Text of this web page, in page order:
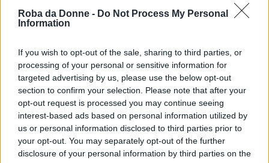
Roba da Donne - Do Not Process My Personal
Information
If you wish to opt-out of the sale, sharing to third parties, or
processing of your personal or sensitive information for
targeted advertising by us, please use the below opt-out
section to confirm your selection. Please note that after your
opt-out request is processed you may continue seeing
interest-based ads based on personal information utilized by
us or personal information disclosed to third parties prior to
your opt-out. You may separately opt-out of the further
disclosure of your personal information by third parties on the
musica e della scrittura. Nerd senza possibilità di
redenzione con una strana ossessione per i gatti e il
colore rosa.
Cosa ne pensi?